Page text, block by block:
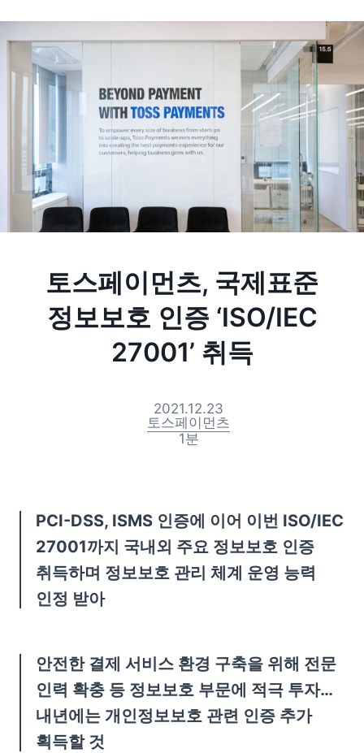
토스페이먼츠, 국제표준
정보보호 인증 ‘ISO/IEC
27001’ 취득
2021.12.23
토스페이먼츠
1분
PCI-DSS, ISMS 인증에 이어 이번 ISO/IEC
27001까지 국내외 주요 정보보호 인증
취득하며 정보보호 관리 체계 운영 능력
인정 받아
안전한 결제 서비스 환경 구축을 위해 전문
인력 확충 등 정보보호 부문에 적극 투자…
내년에는 개인정보보호 관련 인증 추가
획득할 것